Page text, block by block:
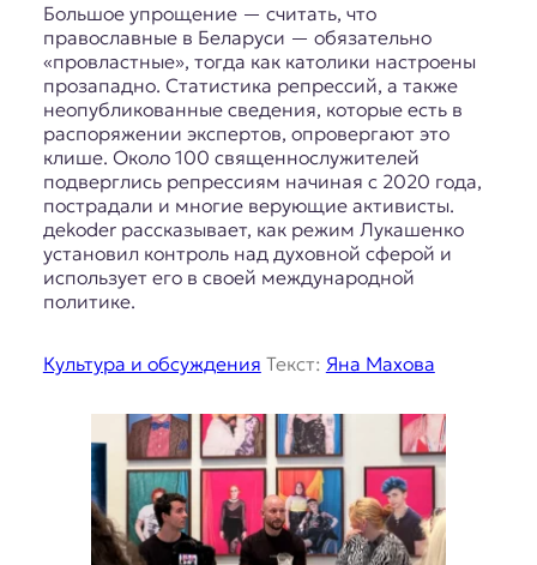
Большое упрощение — считать, что
православные в Беларуси — обязательно
«провластные», тогда как католики настроены
прозападно. Статистика репрессий, а также
неопубликованные сведения, которые есть в
распоряжении экспертов, опровергают это
клише. Около 100 священнослужителей
подверглись репрессиям начиная с 2020 года,
пострадали и многие верующие активисты.
дekoder рассказывает, как режим Лукашенко
установил контроль над духовной сферой и
использует его в своей международной
политике.
Культура и обсуждения Текст: Яна Махова